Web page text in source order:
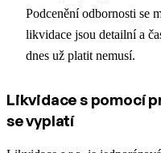
Podcenění odbornosti se
likvidace jsou detailní a
dnes už platit nemusí.
Likvidace s pomocí
se vyplatí